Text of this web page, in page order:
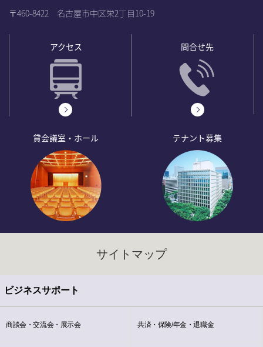
〒460-8422 名古屋市中区栄2丁目10-19
アクセス 問合せ先
貸会議室・ホール テナント募集
サイトマップ
ビジネスサポート
商談会・交流会・展示会 共済・保険/年金・退職金